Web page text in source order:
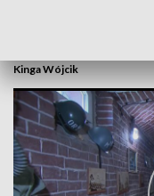
Kinga Wójcik